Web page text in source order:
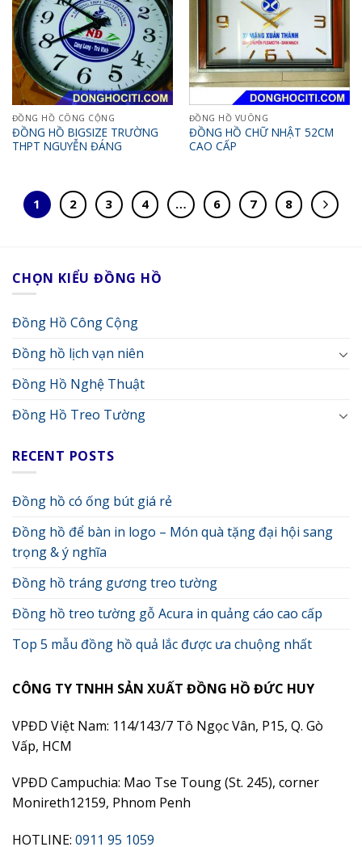
ĐỒNG HỒ CÔNG CỘNG
ĐỒNG HỒ BIGSIZE TRƯỜNG
THPT NGUYỄN ĐÁNG
ĐỒNG HỒ VUÔNG
ĐỒNG HỒ CHỮ NHẬT 52CM
CAO CẤP
1 2 3 4 … 6 7 8
CHỌN KIỂU ĐỒNG HỒ
Đồng Hồ Công Cộng
Đồng hồ lịch vạn niên
Đồng Hồ Nghệ Thuật
Đồng Hồ Treo Tường
RECENT POSTS
Đồng hồ có ống bút giá rẻ
Đồng hồ để bàn in logo – Món quà tặng đại hội sang
trọng & ý nghĩa
Đồng hồ tráng gương treo tường
Đồng hồ treo tường gỗ Acura in quảng cáo cao cấp
Top 5 mẫu đồng hồ quả lắc được ưa chuộng nhất
CÔNG TY TNHH SẢN XUẤT ĐỒNG HỒ ĐỨC HUY
VPĐD Việt Nam: 114/143/7 Tô Ngọc Vân, P15, Q. Gò
Vấp, HCM
VPĐD Campuchia: Mao Tse Toung (St. 245), corner
Monireth12159, Phnom Penh
HOTLINE: 0911 95 1059